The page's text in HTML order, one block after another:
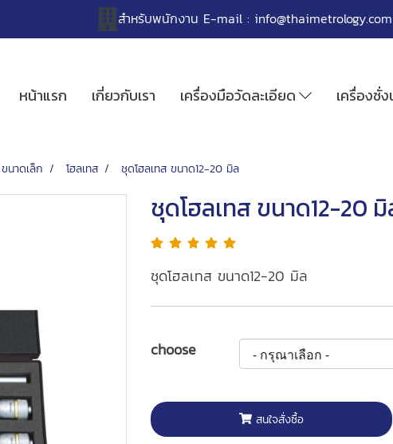
สำหรับพนักงาน E-mail : info@thaimetrology.com
หน้าแรก เกี่ยวกับเรา เครื่องมือวัดละเอียด เครื่องชั่
นาดเล็ก โฮลเทส ชุดโฮลเทส ขนาด12-20 มิล
ชุดโฮลเทส ขนาด12-20
ชุดโฮลเทส ขนาด12-20 มิล
choose
สนใจสั่งซื้อ